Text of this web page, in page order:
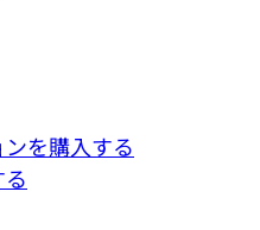
を購入する